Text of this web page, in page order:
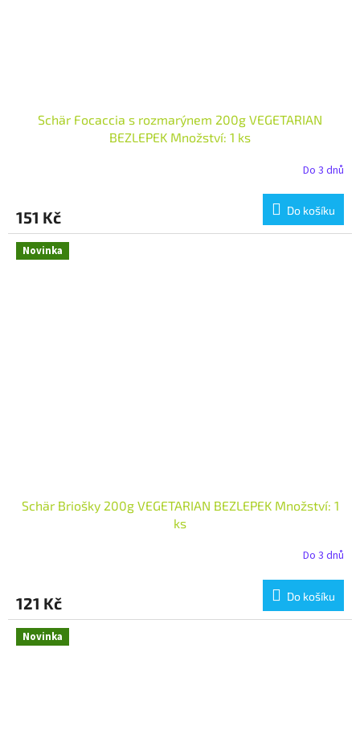
Schär Focaccia s rozmarýnem 200g VEGETARIAN
BEZLEPEK Množství: 1 ks
Do 3 dnů
151 Kč Do košíku
Novinka
Schär Briošky 200g VEGETARIAN BEZLEPEK Množství: 1
ks
Do 3 dnů
121 Kč Do košíku
Novinka